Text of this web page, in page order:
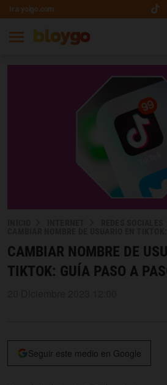
Ir a yoigo.com
CAMBIAR NOMBRE DE
TIKTOK: GUÍA PASO A
Seguir este medio en Google